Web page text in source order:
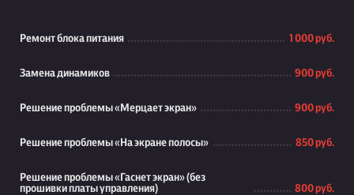
Ремонт блока питания 1 000 руб.
Замена динамиков 900 руб.
Решение проблемы «Мерцает экран» 900 руб.
Решение проблемы «На экране полосы» 850 руб.
Решение проблемы «Гаснет экран» (без
прошивки платы управления)
800 руб.